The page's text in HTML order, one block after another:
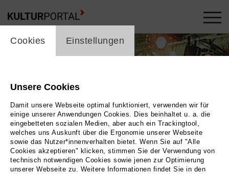
skip_media_container
cookie_layer
Cookies Einstellungen
Unsere Cookies
Damit unsere Webseite optimal funktioniert, verwenden wir für
einige unserer Anwendungen Cookies. Dies beinhaltet u. a. die
eingebetteten sozialen Medien, aber auch ein Trackingtool,
welches uns Auskunft über die Ergonomie unserer Webseite
sowie das Nutzer*innenverhalten bietet. Wenn Sie auf "Alle
Cookies akzeptieren" klicken, stimmen Sie der Verwendung von
technisch notwendigen Cookies sowie jenen zur Optimierung
unserer Webseite zu. Weitere Informationen findet Sie in den